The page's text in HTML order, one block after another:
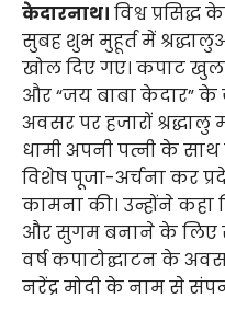
केदारनाथ। विश्व
सुबह शुभ मुहूर्त में
खोल दिए गए। कपाट
और “जय बाबा केदार”
अवसर पर हजारों श्रद्धालु
धामी अपनी पत्नी के
विशेष पूजा-अर्चना कर
कामना की। उन्होंने कहा
और सुगम बनाने के लिए
वर्ष कपाटोद्घाटन के
नरेंद्र मोदी के नाम से